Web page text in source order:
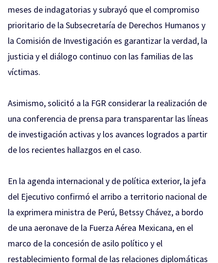
meses de indagatorias y subrayó que el compromiso
prioritario de la Subsecretaría de Derechos Humanos y
la Comisión de Investigación es garantizar la verdad, la
justicia y el diálogo continuo con las familias de las
víctimas.
Asimismo, solicitó a la FGR considerar la realización de
una conferencia de prensa para transparentar las líneas
de investigación activas y los avances logrados a partir
de los recientes hallazgos en el caso.
En la agenda internacional y de política exterior, la jefa
del Ejecutivo confirmó el arribo a territorio nacional de
la exprimera ministra de Perú, Betssy Chávez, a bordo
de una aeronave de la Fuerza Aérea Mexicana, en el
marco de la concesión de asilo político y el
restablecimiento formal de las relaciones diplomáticas